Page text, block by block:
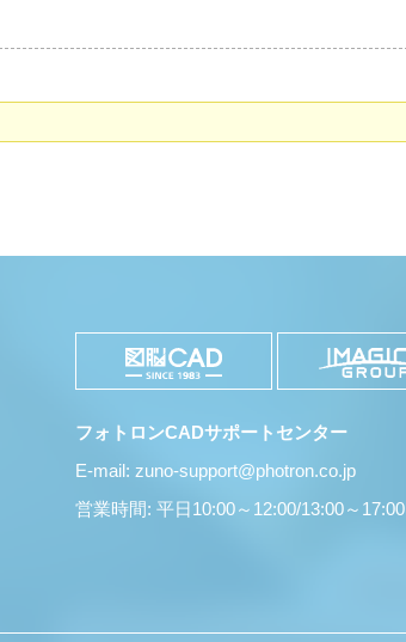
フォトロンCADサポートセンター
E-mail: zuno-support@photron.co.jp
営業時間: 平日10:00～12:00/13:00～17:00